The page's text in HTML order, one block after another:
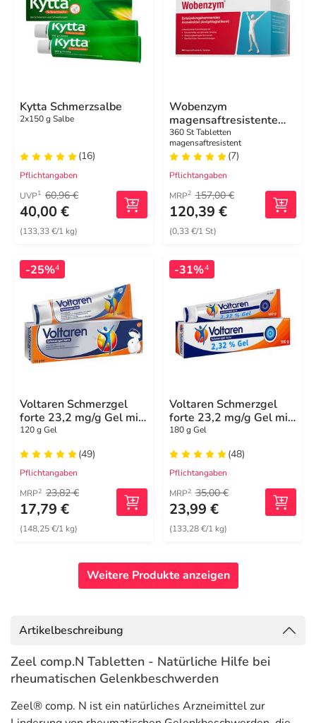
Kytta Schmerzsalbe
2x150 g Salbe
(16)
Pflichtangaben
UVP1 60,96 €
40,00 €
(133,33 €/1 kg)
Wobenzym
magensaftresistente
Tabletten
360 St Tabletten
magensaftresistent
(7)
Pflichtangaben
MRP2 157,00 €
120,39 €
(0,33 €/1 St)
-25%4
Voltaren Schmerzgel
forte 23,2 mg/g Gel mit
Diclofenac
120 g Gel
(49)
Pflichtangaben
MRP2 23,82 €
17,79 €
(148,25 €/1 kg)
-31%4
Voltaren Schmerzgel
forte 23,2 mg/g Gel mit
Diclofenac
180 g Gel
(48)
Pflichtangaben
MRP2 35,00 €
23,99 €
(133,28 €/1 kg)
Weitere Produkte anzeigen
Artikelbeschreibung
Zeel comp.N Tabletten - Natürliche Hilfe bei
rheumatischen Gelenkbeschwerden
Zeel® comp. N ist ein natürliches Arzneimittel zur